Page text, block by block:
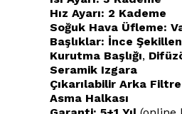
Hız Ayarı: 2 Kademe
Soğuk Hava Üfleme:
Başlıklar: İnce
Kurutma Başlığı,
Seramik Izgara
Çıkarılabilir Arka Filtre
Asma Halkası